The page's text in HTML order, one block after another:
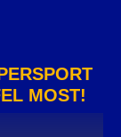
MOST!